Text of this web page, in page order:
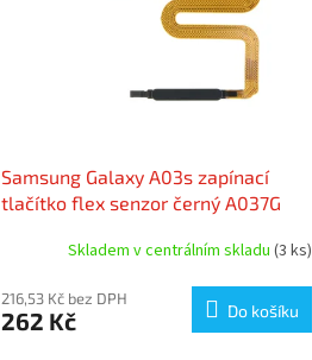
Samsung Galaxy A03s zapínací
tlačítko flex senzor černý A037G
Skladem v centrálním skladu (3 ks)
216,53 Kč bez DPH
262 Kč Do košíku